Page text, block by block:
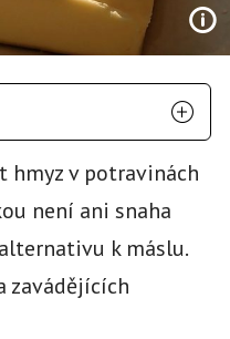
hmyz v potravinách
není ani snaha
k máslu.
zavádějících